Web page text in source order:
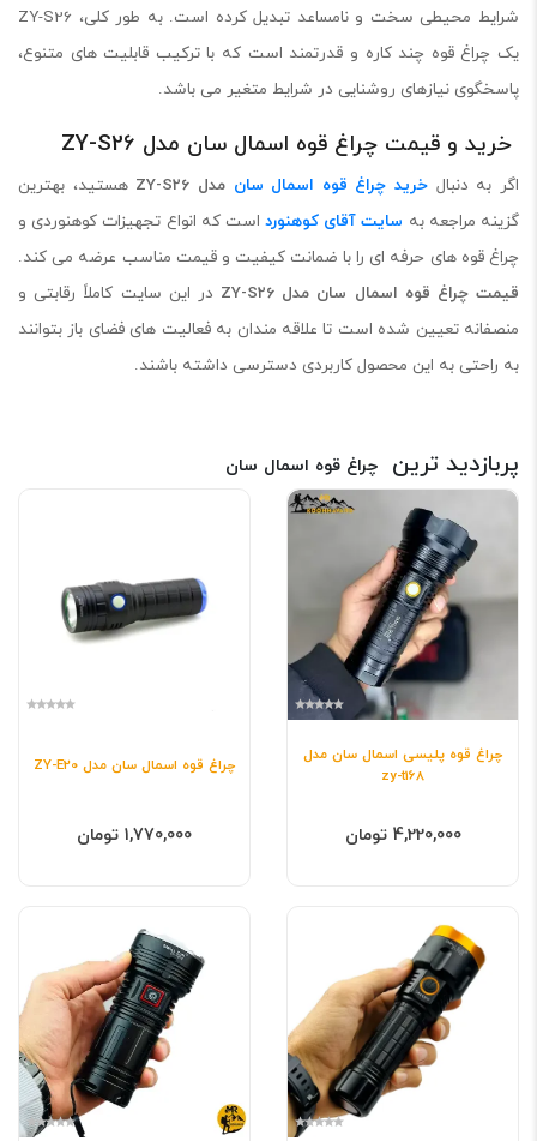
شرایط محیطی سخت و نامساعد تبدیل کرده است. به طور کلی، ZY-S26
یک چراغ قوه چند کاره و قدرتمند است که با ترکیب قابلیت های متنوع،
پاسخگوی نیازهای روشنایی در شرایط متغیر می باشد.
خرید و قیمت چراغ قوه اسمال سان مدل ZY-S26
اگر به دنبال خرید چراغ قوه اسمال سان مدل ZY-S26
هستید، بهترین
گزینه مراجعه به سایت آقای کوهنورداست که انواع تجهیزات کوهنوردی و
چراغ قوه های حرفه ای را با ضمانت کیفیت و قیمت مناسب عرضه می کند.
قیمت چراغ قوه اسمال سان مدل ZY-S26
در این سایت کاملاً رقابتی و
منصفانه تعیین شده است تا علاقه مندان به فعالیت های فضای باز بتوانند
به راحتی به این محصول کاربردی دسترسی داشته باشند.
پربازدید ترین چراغ قوه اسمال سان
چراغ قوه پلیسی اسمال سان مدل
zy-t168
4,220,000 تومان
چراغ قوه اسمال سان مدل ZY-E20
1,770,000 تومان